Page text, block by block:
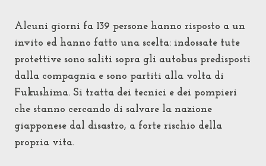
Alcuni giorni fa 139 persone hanno risposto a un
invito ed hanno fatto una scelta: indossate tute
protettive sono saliti sopra gli autobus predisposti
dalla compagnia e sono partiti alla volta di
Fukushima. Si tratta dei tecnici e dei pompieri
che stanno cercando di salvare la nazione
giapponese dal disastro, a forte rischio della
propria vita.